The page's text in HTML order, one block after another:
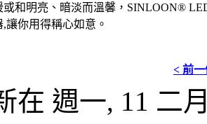
或和明亮、暗淡而溫馨， SINLOON®
,讓你用得稱心如意。
< 前一
在 週一, 11 二